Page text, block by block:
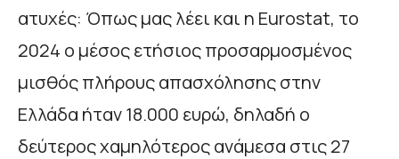
ατυχές: Όπως μας λέει και η Eurostat, το
2024 ο μέσος ετήσιος προσαρμοσμένος
μισθός πλήρους απασχόλησης στην
Ελλάδα ήταν 18.000 ευρώ, δηλαδή ο
δεύτερος χαμηλότερος ανάμεσα στις 27